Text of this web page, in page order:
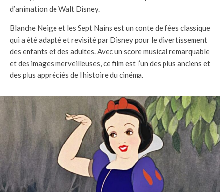
d’animation de Walt Disney.
Blanche Neige et les Sept Nains est un conte de fées classique
qui a été adapté et revisité par Disney pour le divertissement
des enfants et des adultes. Avec un score musical remarquable
et des images merveilleuses, ce film est l’un des plus anciens et
des plus appréciés de l’histoire du cinéma.